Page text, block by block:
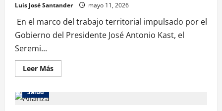
Luis José Santander mayo 11, 2026
En el marco del trabajo territorial impulsado por el
Gobierno del Presidente José Antonio Kast, el
Seremi...
Leer Más
Salud